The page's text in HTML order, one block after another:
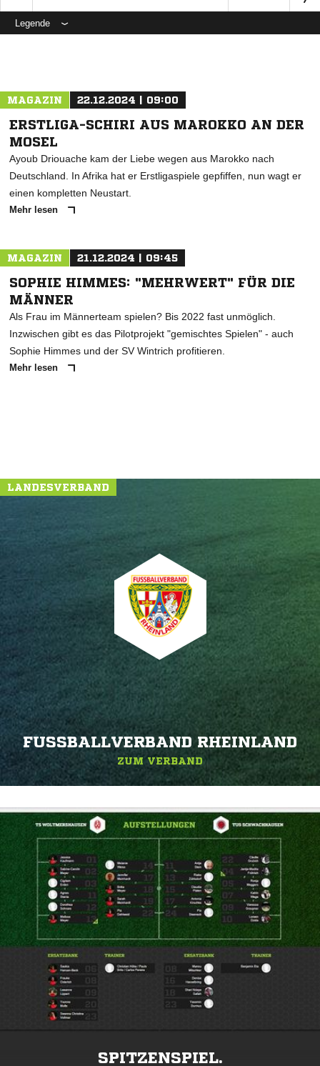
Legende
MAGAZIN 22.12.2024 | 09:00
ERSTLIGA-SCHIRI AUS MAROKKO AN DER
MOSEL
Ayoub Driouache kam der Liebe wegen aus Marokko nach
Deutschland. In Afrika hat er Erstligaspiele gepfiffen, nun wagt er
einen kompletten Neustart.
Mehr lesen
MAGAZIN 21.12.2024 | 09:45
SOPHIE HIMMES: "MEHRWERT" FÜR DIE
MÄNNER
Als Frau im Männerteam spielen? Bis 2022 fast unmöglich.
Inzwischen gibt es das Pilotprojekt "gemischtes Spielen" - auch
Sophie Himmes und der SV Wintrich profitieren.
Mehr lesen
LANDESVERBAND
FUSSBALLVERBAND RHEINLAND
ZUM VERBAND
SPITZENSPIEL.